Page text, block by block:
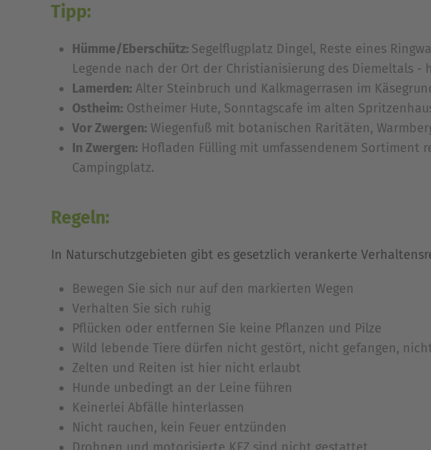
Tipp:
Hümme/Eberschütz: Segelflugplatz Dingel, Reste eines
Legende nach der Ort der Christianisierung des Diemeltals
Lamerden: Alter Steinbruch und Kalkmagerrasen im
Ostheim: Ostheimer Hute, Sonntagscafe im alten
Vor Zwergen: Wiegenfuß mit botanischen Raritäten,
In Zwergen: Hofladen Fülling mit umfassendenem Sortiment
Campingplatz.
Regeln:
In Naturschutzgebieten gibt es gesetzlich verankerte
Bewegen Sie sich nur auf den markierten Wegen
Verhalten Sie sich ruhig
Pflücken oder entfernen Sie keine Pflanzen und Pilze
Wild lebende Tiere dürfen nicht gestört, nicht gefangen,
Zelten und Reiten ist hier nicht erlaubt
Hunde unbedingt an der Leine führen
Keinerlei Abfälle hinterlassen
Nicht rauchen, kein Feuer entzünden